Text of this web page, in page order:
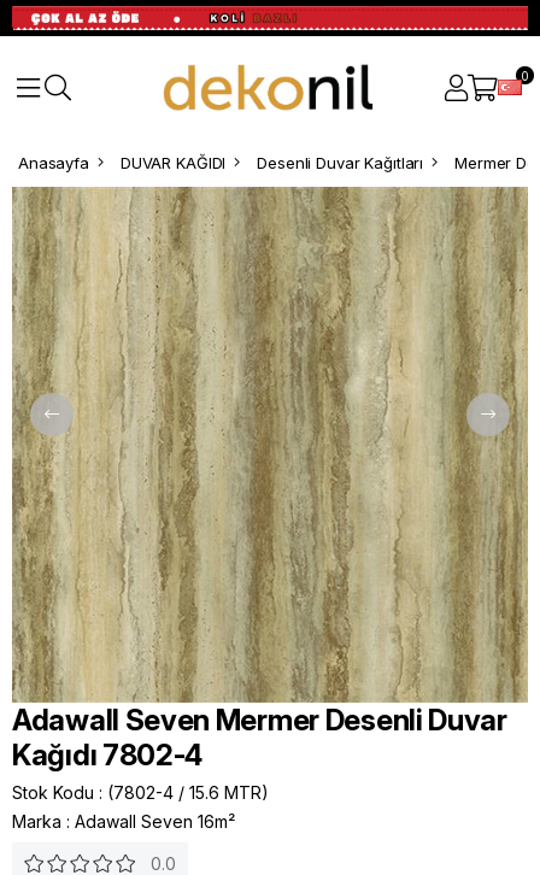
0
Anasayfa DUVAR KAĞIDI Desenli Duvar Kağıtları Mermer
Adawall Seven Mermer Desenli Duvar
Kağıdı 7802-4
Stok Kodu
(7802-4 / 15.6 MTR)
Marka : Adawall Seven 16m²
0.0